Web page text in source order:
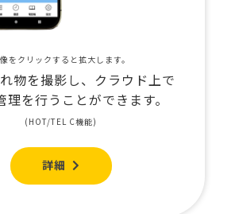
をクリックすると拡大します。
物を撮影し、クラウド上で
理を行うことができます。
(HOT/TEL C機能)
詳細